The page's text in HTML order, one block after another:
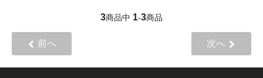
3商品中 1-3商品
前へ 次へ